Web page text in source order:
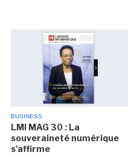
BUSINESS
LMI MAG 30 : La
souveraineté numérique
s'affirme